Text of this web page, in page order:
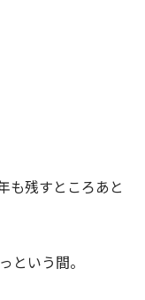
も残すところあと
という間。